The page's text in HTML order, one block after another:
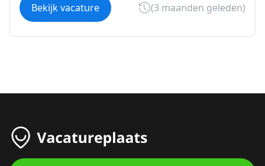
Bekijk vacature (3 maanden geleden)